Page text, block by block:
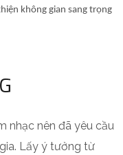
không gian sang trọng
nhạc nên đã yêu cầu
Lấy ý tưởng từ